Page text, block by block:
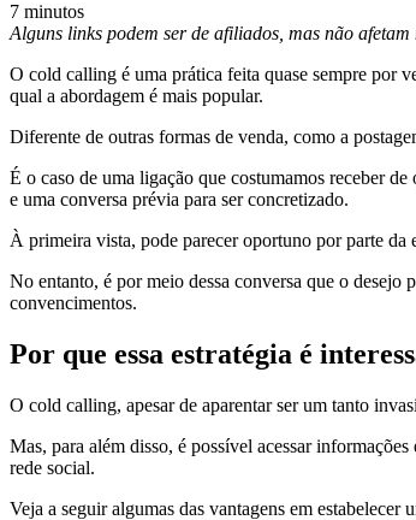
7 minutos
Alguns links podem ser de afiliados, mas não afetam
O cold calling é uma prática feita quase sempre por
qual a abordagem é mais popular.
Diferente de outras formas de venda, como a
É o caso de uma ligação que costumamos receber
e uma conversa prévia para ser concretizado.
À primeira vista, pode parecer oportuno por parte da
No entanto, é por meio dessa conversa que o desejo
convencimentos.
Por que essa estratégia é
O cold calling, apesar de aparentar ser um tanto
Mas, para além disso, é possível acessar
rede social.
Veja a seguir algumas das vantagens em estabelecer